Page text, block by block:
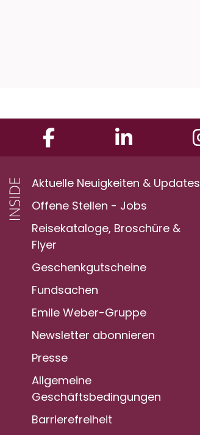
Aktuelle Neuigkeiten & Updates
Offene Stellen - Jobs
Reisekataloge, Broschüre &
Flyer
Geschenkgutscheine
Fundsachen
Emile Weber-Gruppe
Newsletter abonnieren
Presse
Allgemeine
Geschäftsbedingungen
Barrierefreiheit